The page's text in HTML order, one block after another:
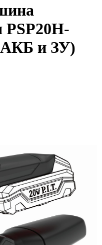
PSP20H-
АКБ и ЗУ)